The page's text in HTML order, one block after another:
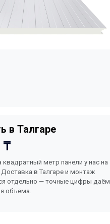
в Талгаре
₸
квадратный метр панели у нас на
в Талгаре и монтаж
отдельно — точные цифры даём
объёма.